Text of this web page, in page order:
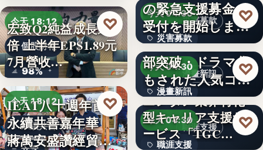
今天 18:12
個股財報
98%
宏致Q2純益成長近1
倍 上半年EPS1.89元
7月營收…
♡
今天 18:12
永續共善
IEAT八十週年首辦
永續共善嘉年華
蔣萬安盛讚經貿公
♡
60
災害募款
今天 04:30
災害募款
文字
の緊急支援募金の
受付を開始しまし
た
♡
漫畫新訊
今天 04:30
漫畫新訊
文字
シリーズ累計40万
部突破・ドラマ化
もされた人気コミ
ック！…
♡
職涯支援
今天 04:30
職涯支援
エンタメ業界特化
型キャリア支援サ
ービス「TGC…
♡